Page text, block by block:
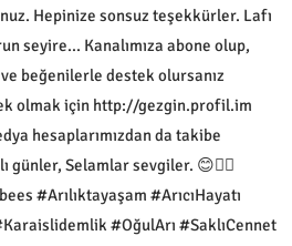
Hepinize sonsuz teşekkürler. Lafı
seyire... Kanalımıza abone olup,
beğenilerle destek olursanız
olmak için http://gezgin.profil.im
hesaplarımızdan da takibe
günler, Selamlar sevgiler. 😊🙋‍♂️
#Arılıktayaşam #ArıcıHayatı
#OğulArı #SaklıCennet